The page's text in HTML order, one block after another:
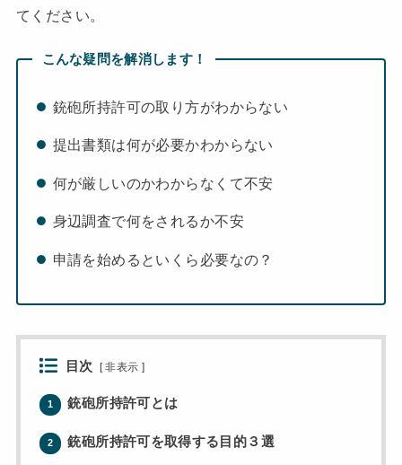
てください。
こんな疑問を解消します！
銃砲所持許可の取り方がわからない
提出書類は何が必要かわからない
何が厳しいのかわからなくて不安
身辺調査で何をされるか不安
申請を始めるといくら必要なの？
目次 [ 非表示 ]
1 銃砲所持許可とは
2 銃砲所持許可を取得する目的３選